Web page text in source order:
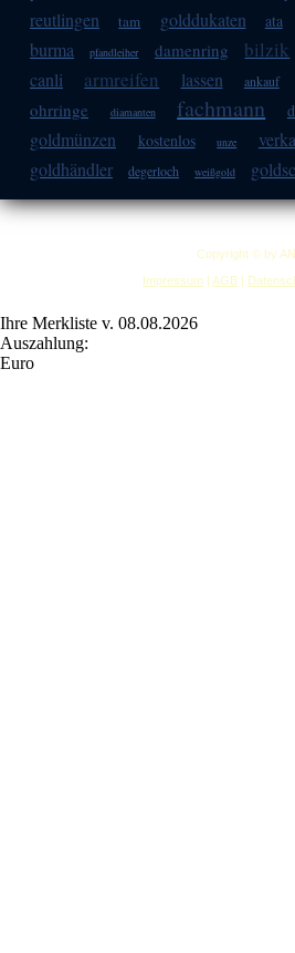
reutlingen
tam golddukaten ata
burma pfandleiher damenring bilzik
canli armreifen lassen ankauf
ohrringe diamanten fachmann
goldmünzen kostenlos unze
goldhändler degerloch weißgold
Copyright © by
Impressum | AGB |
Ihre Merkliste v. 08.08.2026
Auszahlung:
Euro